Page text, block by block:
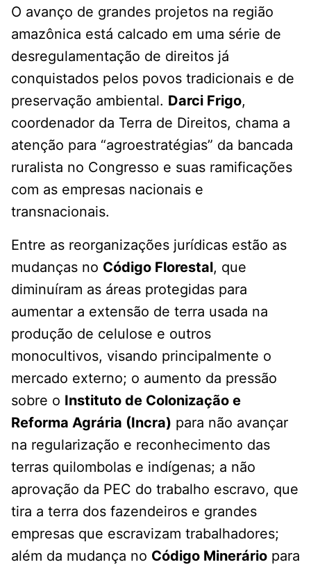
O avanço de grandes projetos na região
amazônica está calcado em uma série de
desregulamentação de direitos já
conquistados pelos povos tradicionais e de
preservação ambiental. Darci Frigo,
coordenador da Terra de Direitos, chama a
atenção para “agroestratégias” da bancada
ruralista no Congresso e suas ramificações
com as empresas nacionais e
transnacionais.
Entre as reorganizações jurídicas estão as
mudanças no Código Florestal, que
diminuíram as áreas protegidas para
aumentar a extensão de terra usada na
produção de celulose e outros
monocultivos, visando principalmente o
mercado externo; o aumento da pressão
sobre o Instituto de Colonização e
Reforma Agrária (Incra) para não avançar
na regularização e reconhecimento das
terras quilombolas e indígenas; a não
aprovação da PEC do trabalho escravo, que
tira a terra dos fazendeiros e grandes
empresas que escravizam trabalhadores;
além da mudança no Código Minerário para